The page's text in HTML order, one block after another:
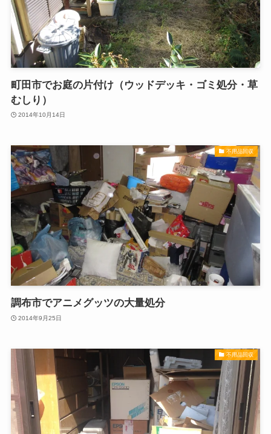
町田市でお庭の片付け（ウッドデッキ・ゴミ処分・草
むしり）
2014年10月14日
不用品回収
調布市でアニメグッツの大量処分
2014年9月25日
不用品回収